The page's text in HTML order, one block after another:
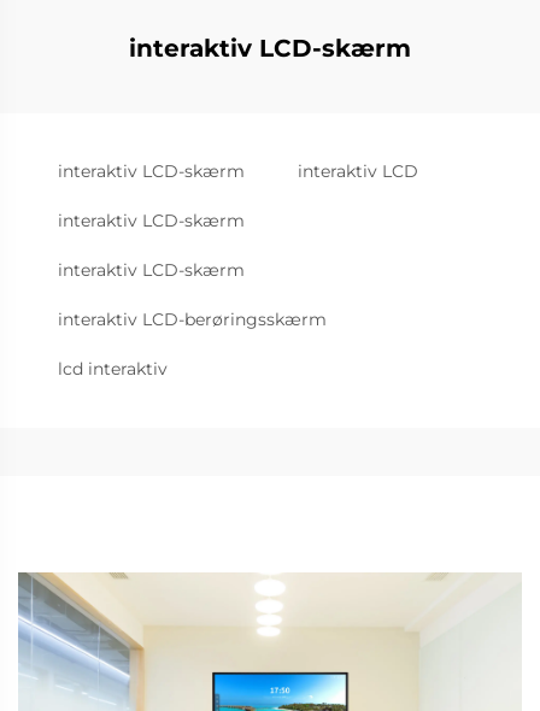
interaktiv LCD-skærm
interaktiv LCD-skærm interaktiv LCD
interaktiv LCD-skærm
interaktiv LCD-skærm
interaktiv LCD-berøringsskærm
lcd interaktiv